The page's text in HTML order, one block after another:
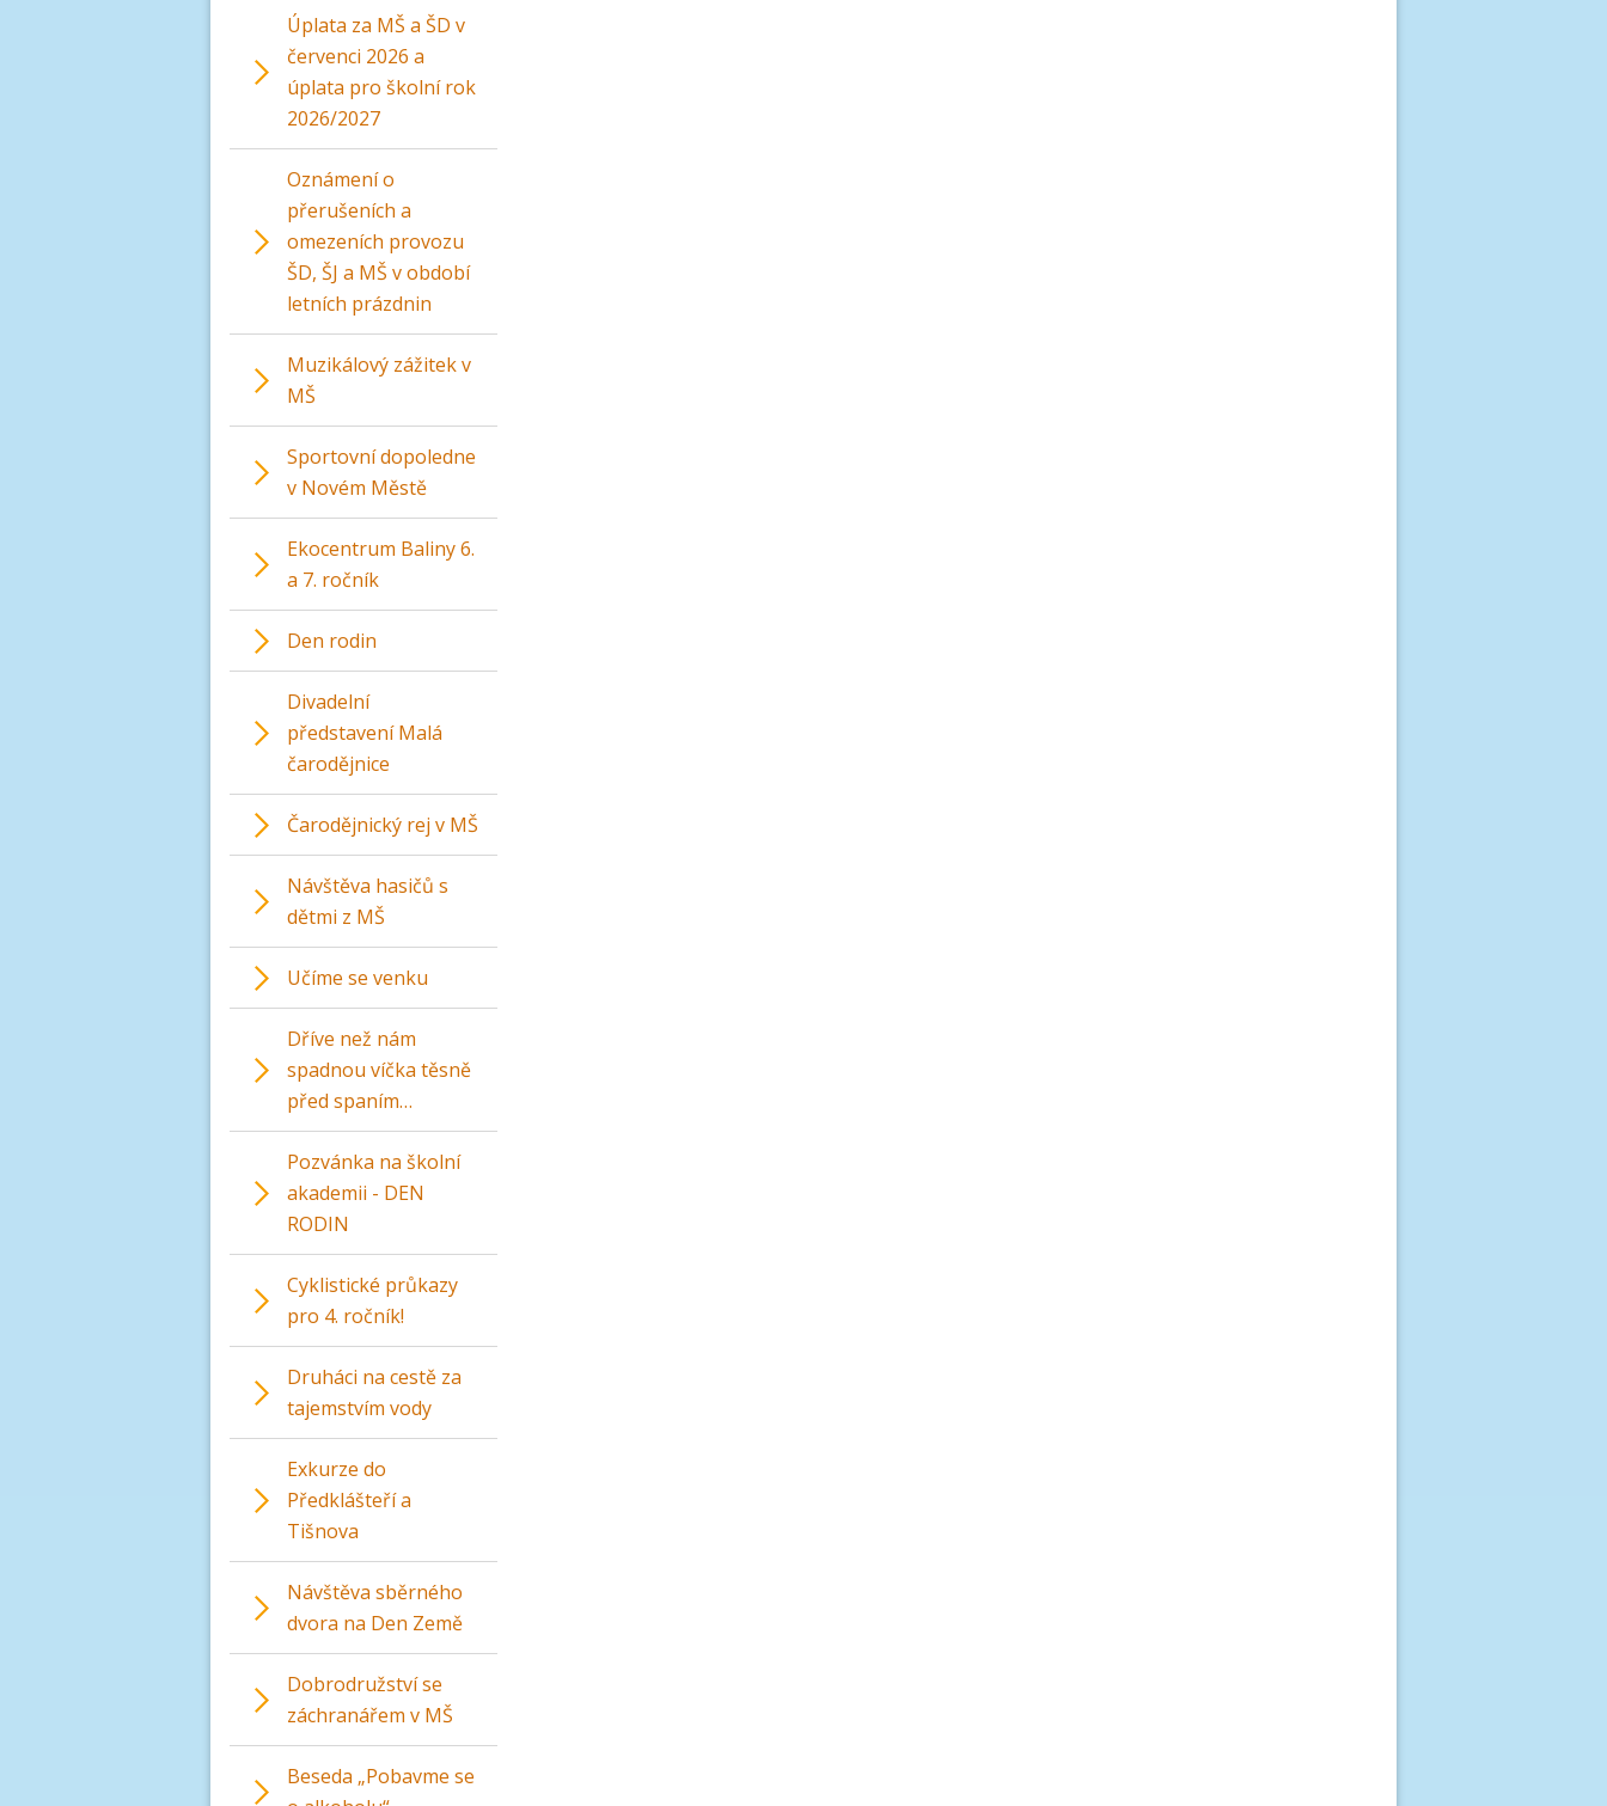
Úplata za MŠ a ŠD v
červenci 2026 a
úplata pro školní rok
2026/2027
Oznámení o
přerušeních a
omezeních provozu
ŠD, ŠJ a MŠ v období
letních prázdnin
Muzikálový zážitek v
MŠ
Sportovní dopoledne
v Novém Městě
Ekocentrum Baliny 6.
a 7. ročník
Den rodin
Divadelní
představení Malá
čarodějnice
Čarodějnický rej v MŠ
Návštěva hasičů s
dětmi z MŠ
Učíme se venku
Dříve než nám
spadnou víčka těsně
před spaním…
Pozvánka na školní
akademii - DEN
RODIN
Cyklistické průkazy
pro 4. ročník!
Druháci na cestě za
tajemstvím vody
Exkurze do
Předklášteří a
Tišnova
Návštěva sběrného
dvora na Den Země
Dobrodružství se
záchranářem v MŠ
Beseda „Pobavme se